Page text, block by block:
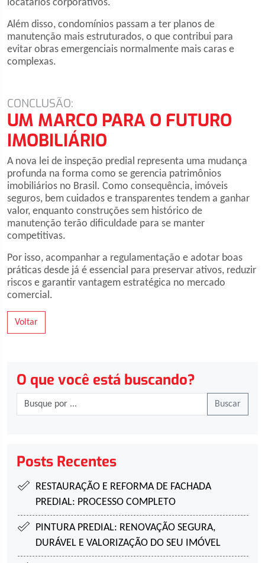
locatários corporativos.
Além disso, condomínios passam a ter planos de
manutenção mais estruturados, o que contribui para
evitar obras emergenciais normalmente mais caras e
complexas.
CONCLUSÃO:
UM MARCO PARA O FUTURO
IMOBILIÁRIO
A nova lei de inspeção predial representa uma mudança
profunda na forma como se gerencia patrimônios
imobiliários no Brasil. Como consequência, imóveis
seguros, bem cuidados e transparentes tendem a ganhar
valor, enquanto construções sem histórico de
manutenção terão dificuldade para se manter
competitivas.
Por isso, acompanhar a regulamentação e adotar boas
práticas desde já é essencial para preservar ativos, reduzir
riscos e garantir vantagem estratégica no mercado
comercial.
Voltar
O que você está buscando?
Buscar
Posts Recentes
RESTAURAÇÃO E REFORMA DE FACHADA
PREDIAL: PROCESSO COMPLETO
PINTURA PREDIAL: RENOVAÇÃO SEGURA,
DURÁVEL E VALORIZAÇÃO DO SEU IMÓVEL